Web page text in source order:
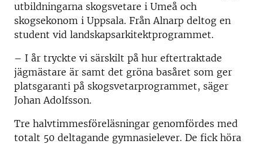
utbildningarna skogsvetare i Umeå och
skogsekonom i Uppsala. Från Alnarp deltog en
student vid landskapsarkitektprogrammet.
– I år tryckte vi särskilt på hur eftertraktade
jägmästare är samt det gröna basåret som ger
platsgaranti på skogsvetarprogrammet, säger
Johan Adolfsson.
Tre halvtimmesföreläsningar genomfördes med
totalt 50 deltagande gymnasielever. De fick höra